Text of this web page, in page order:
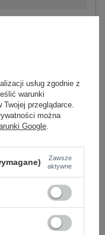
usług zgodnie z
warunki
przeglądarce.
można
Google.
Zawsze
aktywne